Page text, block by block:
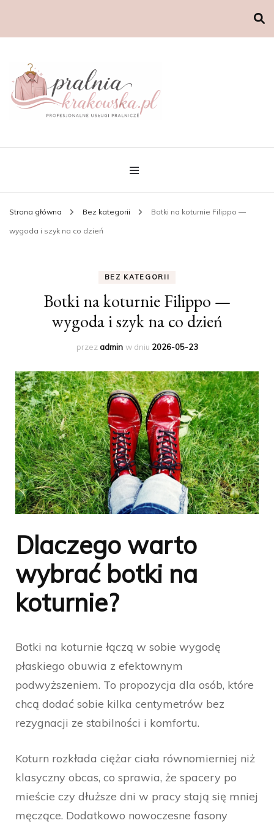
Strona główna Bez kategorii Botki na koturnie Filippo —
wygoda i szyk na co dzień
BEZ KATEGORII
Botki na koturnie Filippo —
wygoda i szyk na co dzień
przezadmin w dniu 2026-05-23
Dlaczego warto
wybrać botki na
koturnie?
Botki na koturnie łączą w sobie wygodę
płaskiego obuwia z efektownym
podwyższeniem. To propozycja dla osób, które
chcą dodać sobie kilka centymetrów bez
rezygnacji ze stabilności i komfortu.
Koturn rozkłada ciężar ciała równomierniej niż
klasyczny obcas, co sprawia, że spacery po
mieście czy dłuższe dni w pracy stają się mniej
męczące. Dodatkowo nowoczesne fasony